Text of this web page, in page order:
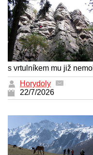
s vrtulníkem mu již
Horydoly
22/7/2026